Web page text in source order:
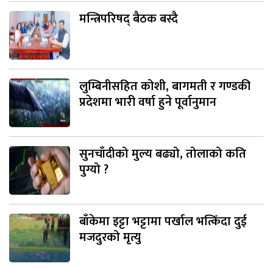
मन्त्रिपरिषद् बैठक बस्दै
लुम्बिनीसहित कोशी, बागमती र गण्डकी
प्रदेशमा भारी वर्षा हुने पूर्वानुमान
सुनचाँदीको मुल्य बढ्यो, तोलाको कति
पुग्यो ?
बाँकेमा इट्टा भट्टामा पर्खाल भत्किँदा दुई
मजदुरको मृत्यु